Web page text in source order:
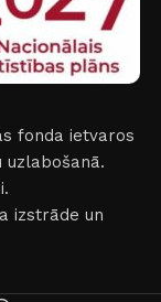
fonda ietvaros
uzlabošanā.
izstrāde un